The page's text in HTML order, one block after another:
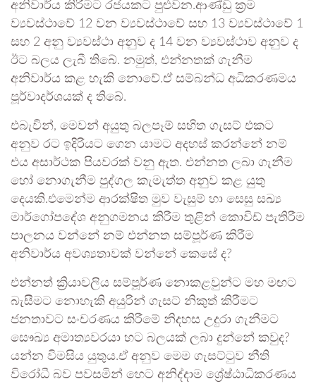
අනිවාර්ය කිරීමට රජයකට පුළුවන.ආණ්ඩු ක්‍රම
ව්‍යවස්ථාවේ 12 වන ව්‍යවස්ථාවේ සහ 13 ව්‍යවස්ථාවේ 1
සහ 2 අනු ව්‍යවස්ථා අනුව ද 14 වන ව්‍යවස්ථාව අනුව ද
ඊට බලය ලැබී තිබේ. නමුත්, එන්නතක් ගැනීම
අනිවාර්ය කළ හැකි නොවේ.ඒ සම්බන්ධ අධිකරණමය
පූර්වාදර්ශයක් ද තිබේ.
එබැවින්, මෙවන් අයුතු බලපෑම් සහිත ගැසට් එකට
අනුව රට ඉදිරියට ගෙන යාමට අදහස් කරන්නේ නම්
එය අසාර්ථක පියවරක් වනු ඇත. එන්නත ලබා ගැනීම
හෝ නොගැනීම පුද්ගල කැමැත්ත අනුව කළ යුතු
දෙයකි.එමෙන්ම ආරක්ෂිත මුව වැසුම් හා සෙසු සඛ්‍ය
මාර්ගෝපදේශ අනුගමනය කිරීම තුළින් කොවිඩ් පැතිරීම
පාලනය වන්නේ නම් එන්නත සම්පූර්ණ කිරීම
අනිවාර්ය අවශ්‍යතාවක් වන්නේ කෙසේ ද?
එන්නත් ක්‍රියාවලිය සම්පූර්ණ නොකළවුන්ට මහ මඟට
බැසීමට නොහැකි අයුරින් ගැසට් නිකුත් කිරීමට
ජනතාවට සංචරණය කිරීමේ නිදහස උදුරා ගැනීමට
සෞඛ්‍ය අමාත්‍යවරයා හට බලයක් ලබා දුන්නේ කවුද?
යන්න විමසිය යුතුය.ඒ අනුව මෙම ගැසට්ටුව නීති
විරෝධී බව පවසමින් හෙට අනිද්දාම ශ්‍රේෂ්ඨාධිකරණය